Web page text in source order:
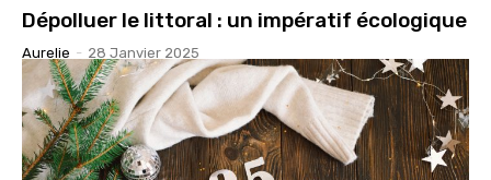
Dépolluer le littoral : un impératif écologique
Aurelie - 28 Janvier 2025